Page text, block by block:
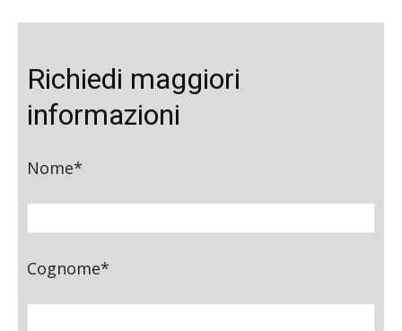
Richiedi maggiori
informazioni
Nome*
Cognome*